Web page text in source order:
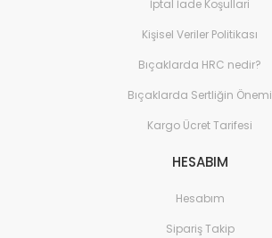
İptal İade Koşullari
Kişisel Veriler Politikası
Bıçaklarda HRC nedir?
Bıçaklarda Sertliğin Önemi
Kargo Ücret Tarifesi
HESABIM
Hesabım
Sipariş Takip